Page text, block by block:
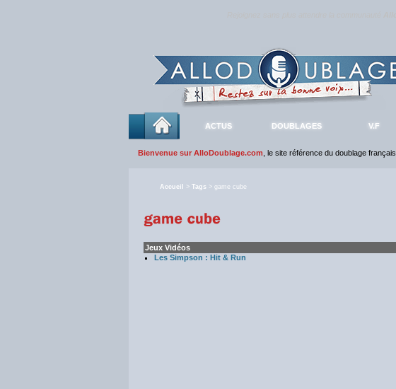
ACTUS DOUBLAGES V.F
Bienvenue sur AlloDoublage.com , le site référence du doublage français.
Accueil > Tags > game cube
Jeux Vidéos
Les Simpson : Hit & Run